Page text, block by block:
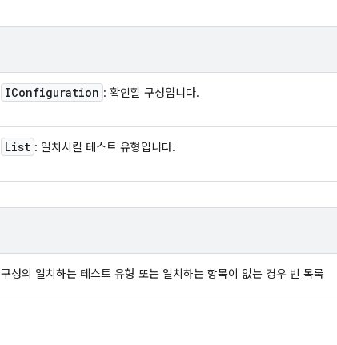
IConfiguration : 확인할 구성입니다.
List : 일치시킬 테스트 유형입니다.
구성의 일치하는 테스트 유형 또는 일치하는 항목이 없는 경우 빈 목록